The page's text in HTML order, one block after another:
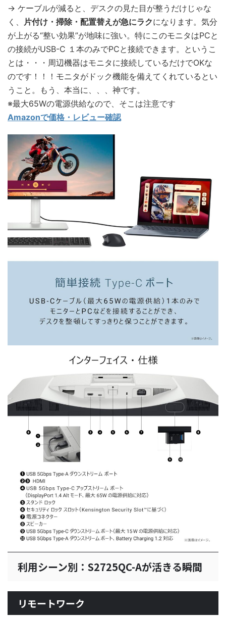
→ ケーブルが減ると、デスクの見た目が整うだけじゃな
く、
片付け・掃除・配置替えが急にラクになります。気分
が上がる“整い効果”が地味に強い。特にこのモニタはPCと
の接続がUSB-C １本のみでPCと接続できます。というこ
とは・・・周辺機器はモニタに接続しているだけでOKな
のです！！！モニタがドック機能を備えてくれているとい
うこと。もう、本当に、、、神です。
※最大65Wの電源供給なので、そこは注意です
Amazonで価格・レビュー確認
利用シーン別：S2725QC-Aが活きる瞬間
リモートワーク